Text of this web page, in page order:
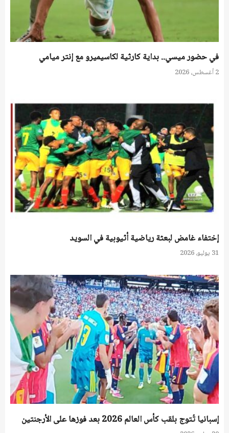
في حضور ميسي.. بداية كارثية لكاسيميرو مع إنتر ميامي
2 أغسطس، 2026
إختفاء غامض لبعثة رياضية أثيوبية في السويد
31 يوليو، 2026
إسبانيا تُتوج بلقب كأس العالم 2026 بعد فوزها على الأرجنتين